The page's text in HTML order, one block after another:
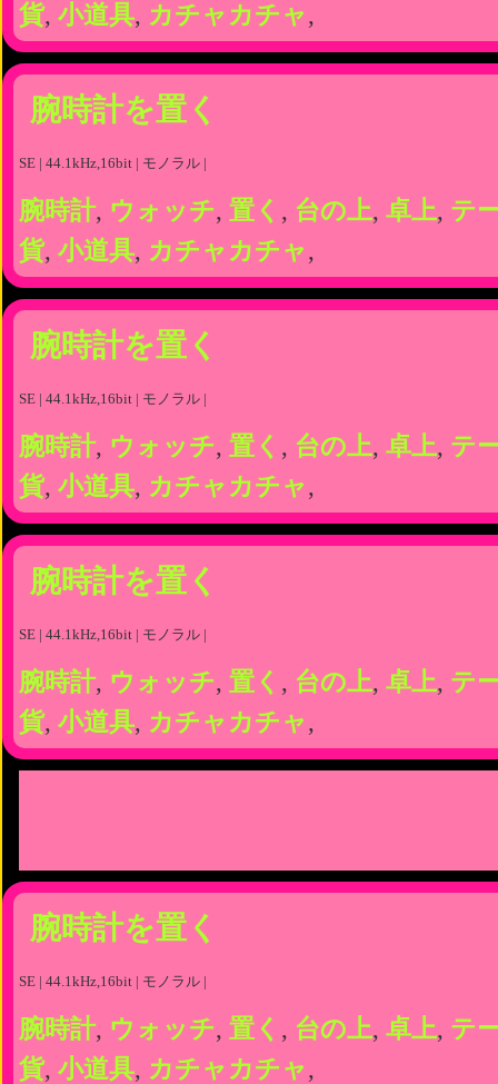
貨, 小道具, カチャカチャ,
腕時計を置く
SE | 44.1kHz,16bit | モノラル |
腕時計, ウォッチ, 置く , 台の上, 卓上, テ
貨, 小道具, カチャカチャ,
腕時計を置く
SE | 44.1kHz,16bit | モノラル |
腕時計, ウォッチ, 置く , 台の上, 卓上, テ
貨, 小道具, カチャカチャ,
腕時計を置く
SE | 44.1kHz,16bit | モノラル |
腕時計, ウォッチ, 置く , 台の上, 卓上, テ
貨, 小道具, カチャカチャ,
腕時計を置く
SE | 44.1kHz,16bit | モノラル |
腕時計, ウォッチ, 置く , 台の上, 卓上, テ
貨, 小道具, カチャカチャ,